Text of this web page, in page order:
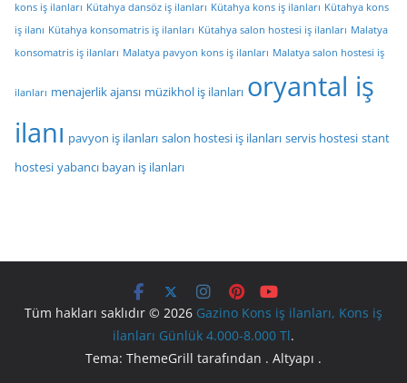
kons iş ilanları Kütahya dansöz iş ilanları Kütahya kons iş ilanları Kütahya kons
iş ilanı Kütahya konsomatris iş ilanları Kütahya salon hostesi iş ilanları Malatya
konsomatris iş ilanları Malatya pavyon kons iş ilanları Malatya salon hostesi iş
ilanları menajerlik ajansı müzikhol iş ilanları oryantal iş
ilanı pavyon iş ilanları salon hostesi iş ilanları servis hostesi stant
hostesi yabancı bayan iş ilanları
Tüm hakları saklıdır © 2026 Gazino Kons iş ilanları, Kons iş
ilanları Günlük 4.000-8.000 Tl.
Tema: ThemeGrill tarafından . Altyapı .